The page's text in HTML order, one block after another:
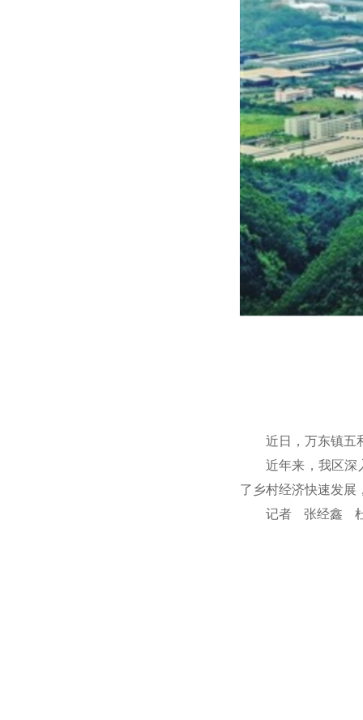
近日，万东镇五
近年来，我区深
了乡村经济快速发展
记者 张经鑫